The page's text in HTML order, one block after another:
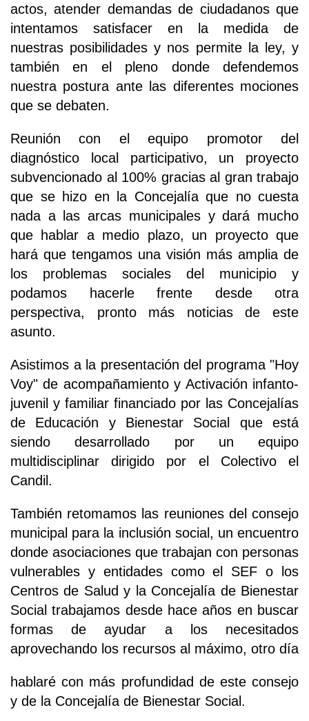
actos, atender demandas de ciudadanos que
intentamos satisfacer en la medida de
nuestras posibilidades y nos permite la ley, y
también en el pleno donde defendemos
nuestra postura ante las diferentes mociones
que se debaten.
Reunión con el equipo promotor del
diagnóstico local participativo, un proyecto
subvencionado al 100% gracias al gran trabajo
que se hizo en la Concejalía que no cuesta
nada a las arcas municipales y dará mucho
que hablar a medio plazo, un proyecto que
hará que tengamos una visión más amplia de
los problemas sociales del municipio y
podamos hacerle frente desde otra
perspectiva, pronto más noticias de este
asunto.
Asistimos a la presentación del programa "Hoy
Voy" de acompañamiento y Activación infanto-
juvenil y familiar financiado por las Concejalías
de Educación y Bienestar Social que está
siendo desarrollado por un equipo
multidisciplinar dirigido por el Colectivo el
Candil.
También retomamos las reuniones del consejo
municipal para la inclusión social, un encuentro
donde asociaciones que trabajan con personas
vulnerables y entidades como el SEF o los
Centros de Salud y la Concejalía de Bienestar
Social trabajamos desde hace años en buscar
formas de ayudar a los necesitados
aprovechando los recursos al máximo, otro día
hablaré con más profundidad de este consejo
y de la Concejalía de Bienestar Social.